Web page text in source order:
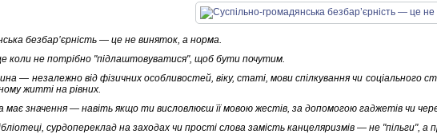
безбар’єрність — це не виняток, а норма.
коли не потрібно "підлаштовуватися", щоб бути почутим.
— незалежно від фізичних особливостей, віку, статі, мови спілкування чи соціального
житті на рівних.
має значення — навіть якщо ти висловлюєш її мовою жестів, за допомогою гаджетів чи
сурдопереклад на заходах чи прості слова замість канцеляризмів — не "пільги", а